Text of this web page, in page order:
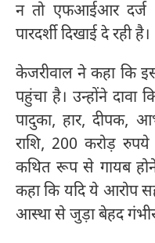
न तो एफआईआर दर्ज
पारदर्शी दिखाई दे रही है।
केजरीवाल ने कहा कि
पहुंचा है। उन्होंने दावा
पादुका, हार, दीपक,
राशि, 200 करोड़
कथित रूप से गायब
कहा कि यदि ये आरोप
आस्था से जुड़ा बेहद